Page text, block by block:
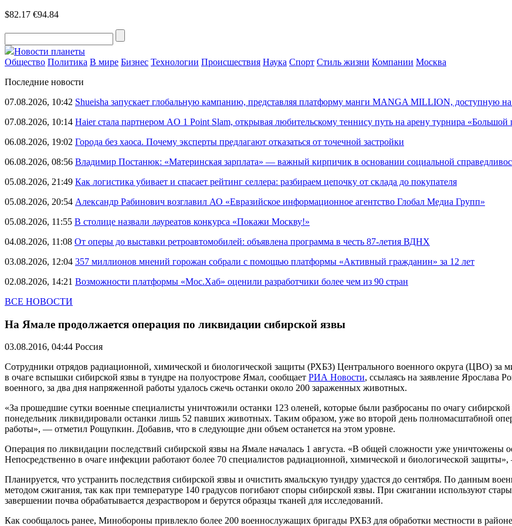
$82.17 €94.84
Новости планеты
Общество Политика В мире Бизнес Технологии Происшествия Наука Спорт Стиль жизни Компании Москва
Последние новости
07.08.2026, 10:42 Shueisha запускает глобальную кампанию, представляя платформу манги MANGA MILLION, доступную
07.08.2026, 10:14 Haier стала партнером AO 1 Point Slam, открывая любительскому теннису путь на арену турнира «Большой
06.08.2026, 19:02 Города без хаоса. Почему эксперты предлагают отказаться от точечной застройки
06.08.2026, 08:56 Владимир Постанюк: «Материнская зарплата» — важный кирпичик в основании социальной
05.08.2026, 21:49 Как логистика убивает и спасает рейтинг селлера: разбираем цепочку от склада до покупателя
05.08.2026, 20:54 Александр Рабинович возглавил АО «Евразийское информационное агентство Глобал Медиа Групп»
05.08.2026, 11:55 В столице назвали лауреатов конкурса «Покажи Москву!»
04.08.2026, 11:08 От оперы до выставки ретроавтомобилей: объявлена программа в честь 87-летия ВДНХ
03.08.2026, 12:04 357 миллионов мнений горожан собрали с помощью платформы «Активный гражданин» за 12 лет
02.08.2026, 14:21 Возможности платформы «Мос.Хаб» оценили разработчики более чем из 90 стран
ВСЕ НОВОСТИ
На Ямале продолжается операция по ликвидации сибирской язвы
03.08.2016, 04:44 Россия
Сотрудники отрядов радиационной, химической и биологической защиты (РХБЗ) Центрального военного округа (ЦВО) за
в очаге вспышки сибирской язвы в тундре на полуострове Ямал, сообщает РИА Новости, ссылаясь на заявление
военного, за два дня напряженной работы удалось сжечь останки около 200 зараженных животных.
«За прошедшие сутки военные специалисты уничтожили останки 123 оленей, которые были разбросаны по очагу
понедельник ликвидировали останки лишь 52 павших животных. Таким образом, уже во второй день полномасштабной
работы», — отметил Рощупкин. Добавив, что в следующие дни объем останется на этом уровне.
Операция по ликвидации последствий сибирской язвы на Ямале началась 1 августа. «В общей сложности уже уничтожены
Непосредственно в очаге инфекции работают более 70 специалистов радиационной, химической и биологической
Планируется, что устранить последствия сибирской язвы и очистить ямальскую тундру удастся до сентября. По данным
методом сжигания, так как при температуре 140 градусов погибают споры сибирской язвы. При сжигании используют
завершении почва обрабатывается дезраствором и берутся образцы тканей для исследований.
Как сообщалось ранее, Минобороны привлекло более 200 военнослужащих бригады РХБЗ для обработки местности в